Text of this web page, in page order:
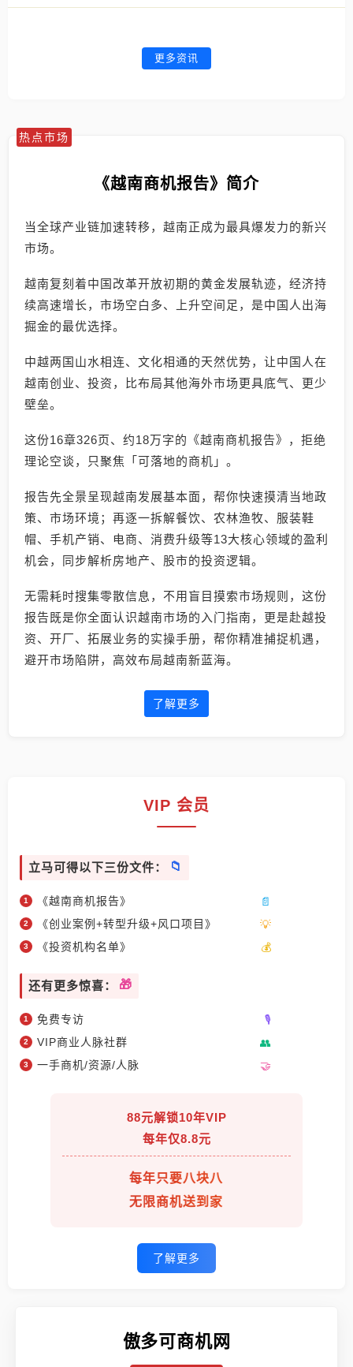
更多资讯
热点市场
《越南商机报告》简介
当全球产业链加速转移，越南正成为最具爆发力的新兴
市场。
越南复刻着中国改革开放初期的黄金发展轨迹，经济持
续高速增长，市场空白多、上升空间足，是中国人出海
掘金的最优选择。
中越两国山水相连、文化相通的天然优势，让中国人在
越南创业、投资，比布局其他海外市场更具底气、更少
壁垒。
这份16章326页、约18万字的《越南商机报告》，拒绝
理论空谈，只聚焦「可落地的商机」。
报告先全景呈现越南发展基本面，帮你快速摸清当地政
策、市场环境；再逐一拆解餐饮、农林渔牧、服装鞋
帽、手机产销、电商、消费升级等13大核心领域的盈利
机会，同步解析房地产、股市的投资逻辑。
无需耗时搜集零散信息，不用盲目摸索市场规则，这份
报告既是你全面认识越南市场的入门指南，更是赴越投
资、开厂、拓展业务的实操手册，帮你精准捕捉机遇，
避开市场陷阱，高效布局越南新蓝海。
了解更多
VIP 会员
立马可得以下三份文件：
《越南商机报告》
《创业案例+转型升级+风口项目》
《投资机构名单》
还有更多惊喜：
免费专访
VIP商业人脉社群
一手商机/资源/人脉
88元解锁10年VIP
每年仅8.8元
每年只要八块八
无限商机送到家
了解更多
傲多可商机网